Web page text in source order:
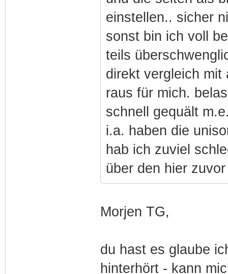
einstellen.. sicher
sonst bin ich voll
teils
direkt vergleich mit
raus für mich.
schnell gequält
i.a. haben die
hab ich zuviel
über den hier
Morjen TG,
du hast es glaube
hinterhört - kann